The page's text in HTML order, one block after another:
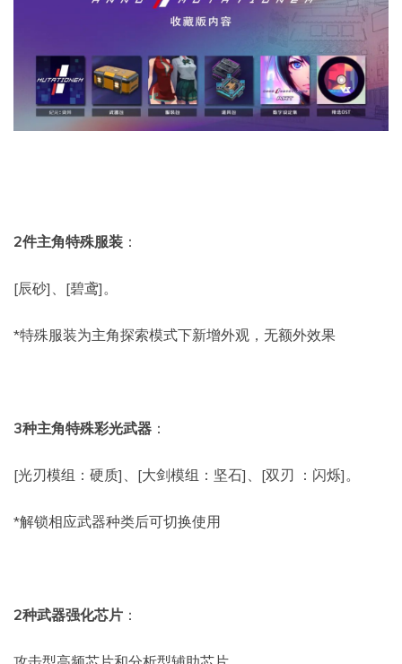
2件主角特殊服装 ：
[辰砂]、[碧鸢]。
*特殊服装为主角探索模式下新增外观，无额外效果
3种主角特殊彩光武器 ：
[光刃模组：硬质]、[大剑模组：坚石]、[双刃 ：闪烁]。
*解锁相应武器种类后可切换使用
2种武器强化芯片 ：